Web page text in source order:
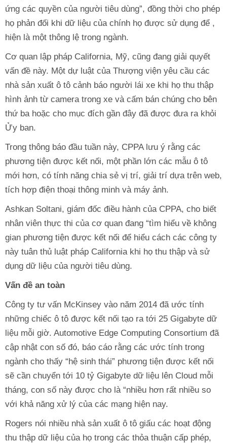
ứng các quyền của người tiêu dùng”, đồng thời cho phép
họ phản đối khi dữ liệu của chính họ được sử dụng để ,
hiện là một thông lệ trong ngành.
Cơ quan lập pháp California, Mỹ, cũng đang giải quyết
vấn đề này. Một dự luật của Thượng viện yêu cầu các
nhà sản xuất ô tô cảnh báo người lái xe khi họ thu thập
hình ảnh từ camera trong xe và cấm bán chúng cho bên
thứ ba hoặc cho mục đích gần đây đã được đưa ra khỏi
Ửy ban.
Trong thông báo đầu tuần này, CPPA lưu ý rằng các
phương tiện được kết nối, một phần lớn các mẫu ô tô
mới hơn, có tính năng chia sẻ vị trí, giải trí dựa trên web,
tích hợp điện thoại thông minh và máy ảnh.
Ashkan Soltani, giám đốc điều hành của CPPA, cho biết
nhân viên thực thi của cơ quan đang “tìm hiểu về không
gian phương tiện được kết nối để hiểu cách các công ty
này tuân thủ luật pháp California khi họ thu thập và sử
dụng dữ liệu của người tiêu dùng.
Vấn đề an toàn
Công ty tư vấn McKinsey vào năm 2014 đã ước tính
những chiếc ô tô được kết nối tạo ra tới 25 Gigabyte dữ
liệu mỗi giờ. Automotive Edge Computing Consortium đã
cập nhật con số đó, báo cáo rằng các ước tính trong
ngành cho thấy “hệ sinh thái” phương tiện được kết nối
sẽ cần chuyển tới 10 tỷ Gigabyte dữ liệu lên Cloud mỗi
tháng, con số này được cho là “nhiều hơn rất nhiều so
với khả năng xử lý của các mạng hiện nay.
Rogers nói nhiều nhà sản xuất ô tô giấu các hoạt động
thu thập dữ liệu của họ trong các thỏa thuận cấp phép,